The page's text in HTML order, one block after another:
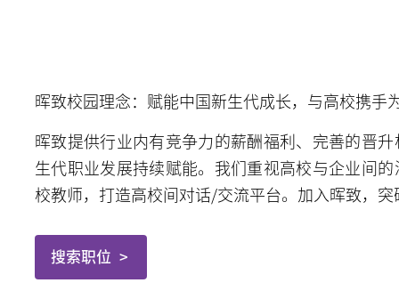
晖致校园理念：赋能中国新生代成长，与高校携手
晖致提供行业内有竞争力的薪酬福利、完善的晋
生代职业发展持续赋能。我们重视高校与企业间
校教师，打造高校间对话/交流平台。加入晖致，突
搜索职位